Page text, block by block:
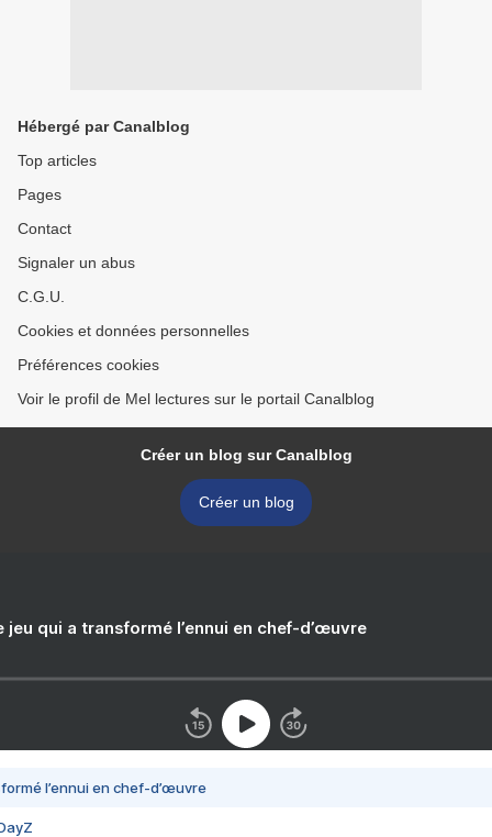
Hébergé par Canalblog
Top articles
Pages
Contact
Signaler un abus
C.G.U.
Cookies et données personnelles
Préférences cookies
Voir le profil de Mel lectures sur le portail Canalblog
Créer un blog sur Canalblog
Créer un blog
jeu qui a transformé l’ennui en chef-d’œuvre
l’ennui en chef-d’œuvre